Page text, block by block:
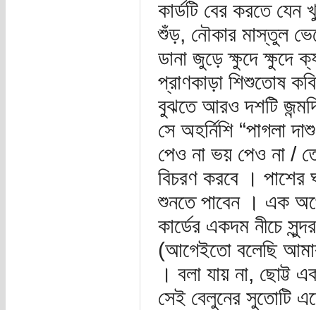
কার্ডটি বের করতে
শুঁড়, নৌকার মাস্তুল
ডানা জুড়ে ক্ষুদে ক্ষুদে
প্রাণকাড়া শিশুতোষ
বুঝতে আরও দশটি
সে অহর্নিশি “পাগলা
পেও না ভয় পেও না /
বিচরণ করবে । পাশের
শুনতে পাবেন । এক
কার্ডের একদম নীচে
(আগেইতো বলেছি
। বলা যায় না, ছোট্ট
সেই বেলুনের সুতোটি